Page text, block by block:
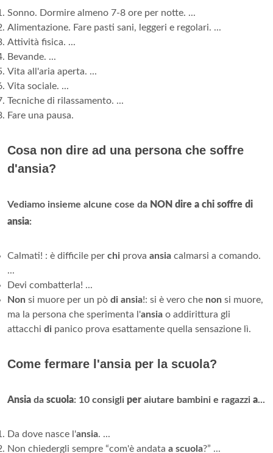
Sonno. Dormire almeno 7-8 ore per notte. ...
Alimentazione. Fare pasti sani, leggeri e regolari. ...
Attività fisica. ...
Bevande. ...
Vita all'aria aperta. ...
Vita sociale. ...
Tecniche di rilassamento. ...
Fare una pausa.
Cosa non dire ad una persona che soffre
d'ansia?
Vediamo insieme alcune cose da NON dire a chi soffre di
ansia:
Calmati! : è difficile per chi prova ansia calmarsi a comando.
...
Devi combatterla! ...
Non si muore per un pò di ansia!: si è vero che non si muore,
ma la persona che sperimenta l'ansia o addirittura gli
attacchi di panico prova esattamente quella sensazione lì.
Come fermare l'ansia per la scuola?
Ansia da scuola: 10 consigli per aiutare bambini e ragazzi a...
Da dove nasce l'ansia. ...
Non chiedergli sempre “com'è andata a scuola?” ...